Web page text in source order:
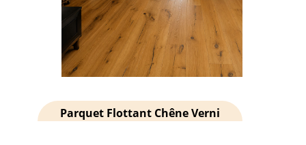
Parquet Flottant Chêne Verni